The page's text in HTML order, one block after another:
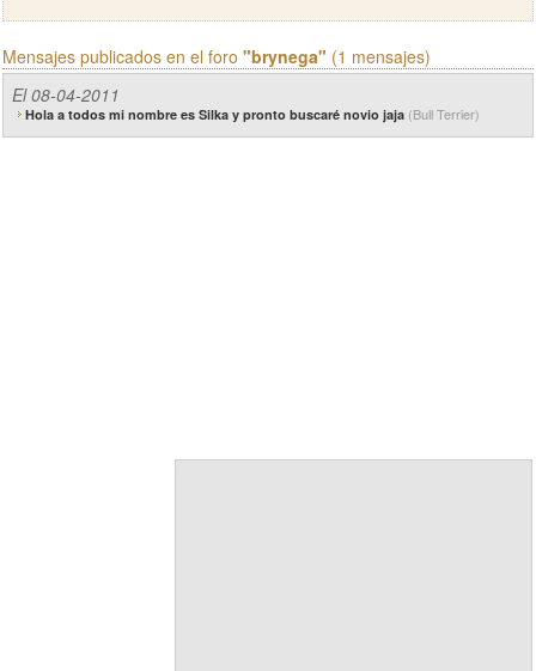
Mensajes publicados en el foro "brynega" (1 mensajes)
El 08-04-2011
Hola a todos mi nombre es Silka y pronto buscaré novio jaja (Bull Terrier)